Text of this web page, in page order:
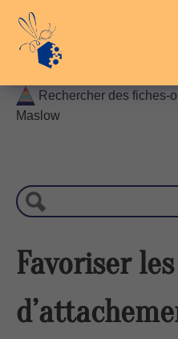
content
Rechercher des fiches-
Maslow
c
h
r
c
e
Favoriser